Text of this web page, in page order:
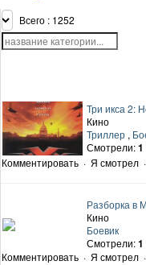
Всего : 1252
Три икса 2:
Кино
Триллер ,
Смотрели:1
Комментировать · Я смотрел ·
Разборка в
Кино
Боевик
Смотрели:1
Комментировать · Я смотрел ·